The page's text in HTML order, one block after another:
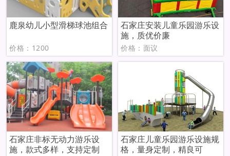
鹿泉幼儿小型滑梯球池组合
价格：1200
石家庄安装儿童乐园游乐设
施，质优价廉
价格：面议
石家庄非标无动力游乐设
施，款式多样，支持定制
石家庄儿童乐园游乐设施规
格，量身定制，精良可